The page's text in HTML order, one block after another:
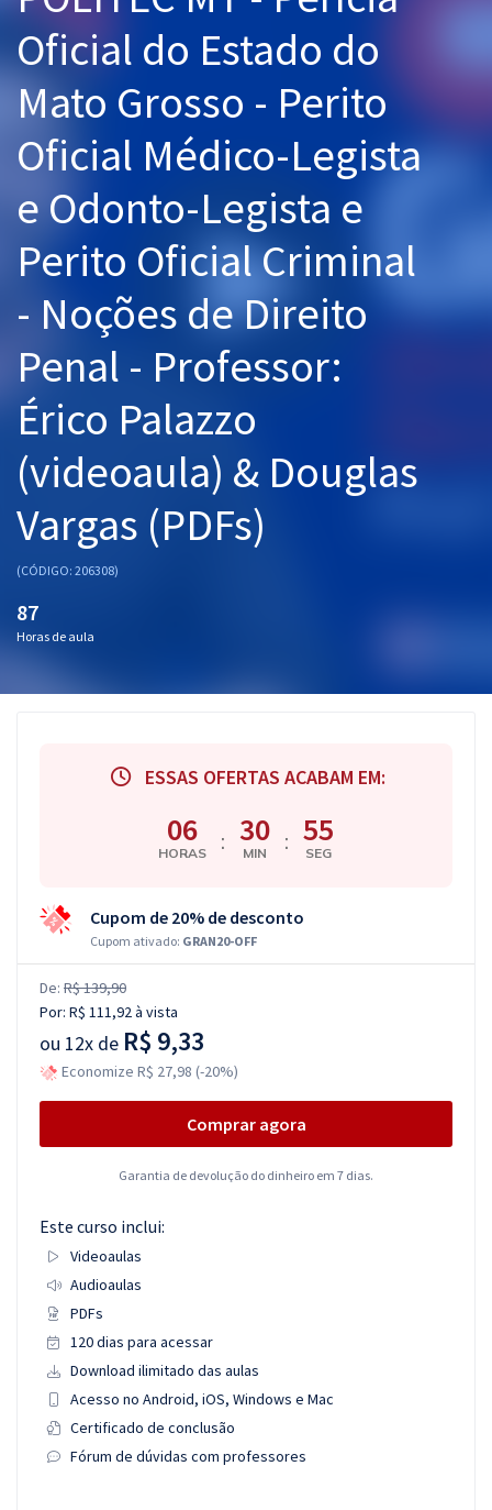
Graduação
Mentorias
Questões grátis
Conteúdo gratuito
Blog
Aprovados
Atendimento
Oficial do Estado do
Mato Grosso - Perito
Oficial Médico-Legista
e Odonto-Legista e
Perito Oficial Criminal
- Noções de Direito
Penal - Professor:
Érico Palazzo
(videoaula) & Douglas
Vargas (PDFs)
(CÓDIGO: 206308)
87
Horas de aula
ESSAS OFERTAS ACABAM EM:
06
HORAS : 30
MIN : 54
SEG
Cupom de 20% de desconto
Cupom ativado: GRAN20-OFF
De: R$ 139,90
Por: R$ 111,92à vista
ou 12x de R$ 9,33
Economize R$ 27,98 (-20%)
Comprar agora
Garantia de devolução do dinheiro em 7 dias.
Este curso inclui:
Videoaulas
Audioaulas
PDFs
120 dias para acessar
Download ilimitado das aulas
Acesso no Android, iOS, Windows e Mac
Certificado de conclusão
Fórum de dúvidas com professores